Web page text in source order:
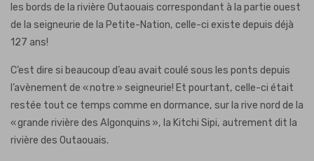
les bords de la rivière Outaouais correspondant à la partie ouest
de la seigneurie de la Petite-Nation, celle-ci existe depuis déjà
127 ans!
C’est dire si beaucoup d’eau avait coulé sous les ponts depuis
l’avènement de « notre » seigneurie! Et pourtant, celle-ci était
restée tout ce temps comme en dormance, sur la rive nord de la
« grande rivière des Algonquins », la Kitchi Sipi, autrement dit la
rivière des Outaouais.